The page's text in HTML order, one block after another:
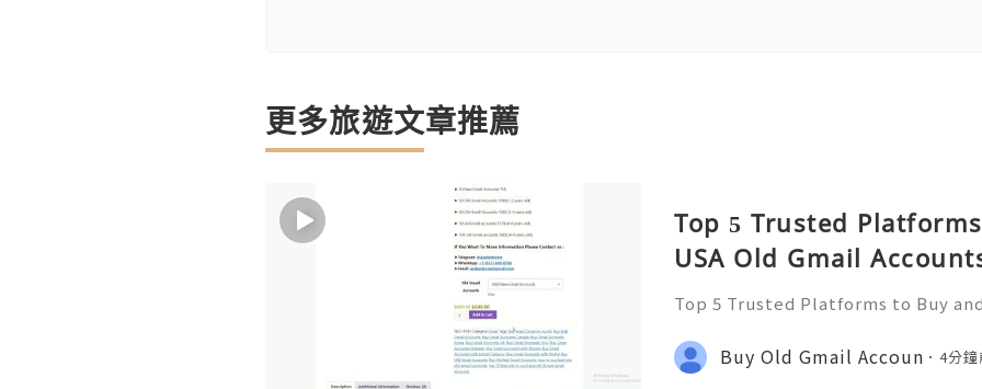
更多旅遊文章推薦
Top 5 Trusted
USA Old Gmail
Top 5 Trusted Platforms to Buy
tact us : ☠️☠️➤Telegram:
(612) 649-8194 ☠️☠️➤Email:
Buy Old Gmail Accoun 4分